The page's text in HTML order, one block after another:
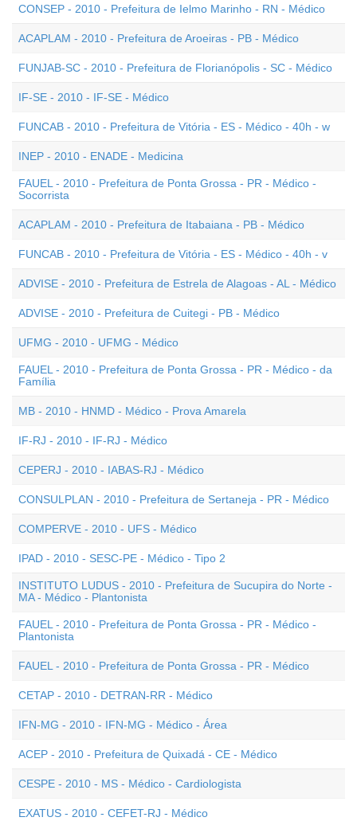
CONSEP - 2010 - Prefeitura de Ielmo Marinho - RN - Médico
ACAPLAM - 2010 - Prefeitura de Aroeiras - PB - Médico
FUNJAB-SC - 2010 - Prefeitura de Florianópolis - SC - Médico
IF-SE - 2010 - IF-SE - Médico
FUNCAB - 2010 - Prefeitura de Vitória - ES - Médico - 40h - w
INEP - 2010 - ENADE - Medicina
FAUEL - 2010 - Prefeitura de Ponta Grossa - PR - Médico -
Socorrista
ACAPLAM - 2010 - Prefeitura de Itabaiana - PB - Médico
FUNCAB - 2010 - Prefeitura de Vitória - ES - Médico - 40h - v
ADVISE - 2010 - Prefeitura de Estrela de Alagoas - AL - Médico
ADVISE - 2010 - Prefeitura de Cuitegi - PB - Médico
UFMG - 2010 - UFMG - Médico
FAUEL - 2010 - Prefeitura de Ponta Grossa - PR - Médico - da
Família
MB - 2010 - HNMD - Médico - Prova Amarela
IF-RJ - 2010 - IF-RJ - Médico
CEPERJ - 2010 - IABAS-RJ - Médico
CONSULPLAN - 2010 - Prefeitura de Sertaneja - PR - Médico
COMPERVE - 2010 - UFS - Médico
IPAD - 2010 - SESC-PE - Médico - Tipo 2
INSTITUTO LUDUS - 2010 - Prefeitura de Sucupira do Norte -
MA - Médico - Plantonista
FAUEL - 2010 - Prefeitura de Ponta Grossa - PR - Médico -
Plantonista
FAUEL - 2010 - Prefeitura de Ponta Grossa - PR - Médico
CETAP - 2010 - DETRAN-RR - Médico
IFN-MG - 2010 - IFN-MG - Médico - Área
ACEP - 2010 - Prefeitura de Quixadá - CE - Médico
CESPE - 2010 - MS - Médico - Cardiologista
EXATUS - 2010 - CEFET-RJ - Médico